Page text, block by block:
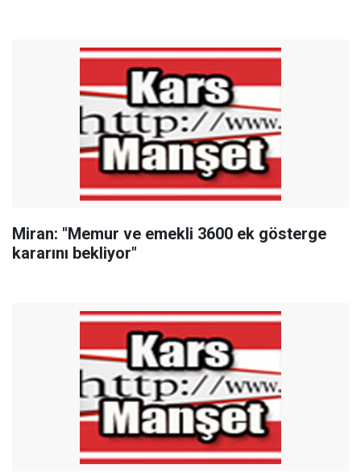
Miran: "Memur ve emekli 3600 ek gösterge
kararını bekliyor"